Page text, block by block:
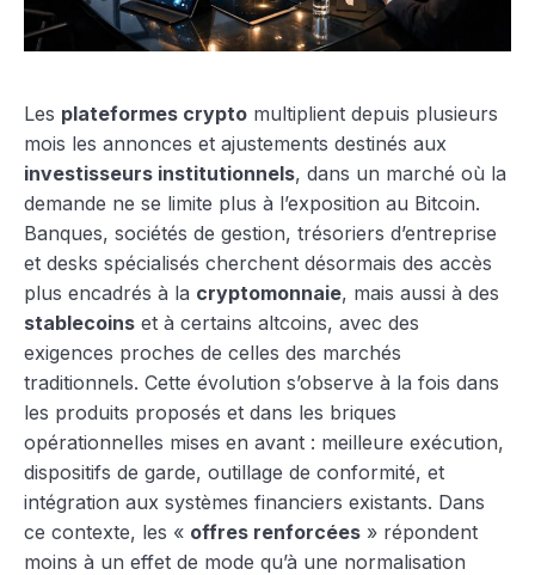
Les plateformes crypto multiplient depuis plusieurs
mois les annonces et ajustements destinés aux
investisseurs institutionnels, dans un marché où la
demande ne se limite plus à l’exposition au Bitcoin.
Banques, sociétés de gestion, trésoriers d’entreprise
et desks spécialisés cherchent désormais des accès
plus encadrés à la cryptomonnaie, mais aussi à des
stablecoins et à certains altcoins, avec des
exigences proches de celles des marchés
traditionnels. Cette évolution s’observe à la fois dans
les produits proposés et dans les briques
opérationnelles mises en avant : meilleure exécution,
dispositifs de garde, outillage de conformité, et
intégration aux systèmes financiers existants. Dans
ce contexte, les « offres renforcées » répondent
moins à un effet de mode qu’à une normalisation